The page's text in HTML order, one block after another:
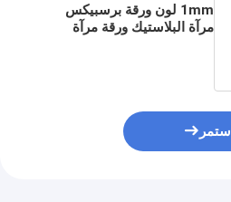
1mm لون ورقة برسبيكس
مرآة البلاستيك ورقة مرآة
استمر